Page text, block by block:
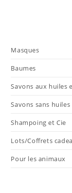
Masques
Baumes
Savons aux huiles
Savons sans
Shampoing et Cie
Lots/Coffrets
Pour les animaux